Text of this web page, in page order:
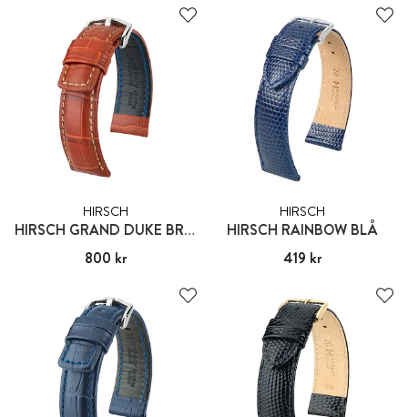
HIRSCH
HIRSCH GRAND DUKE BRUN COGNAC
Pris:800 kr
800 kr
HIRSCH
HIRSCH RAINBOW BLÅ
Pris:419 kr
419 kr